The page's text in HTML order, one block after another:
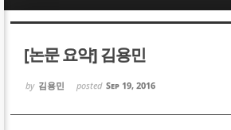
[논문 요약] 김용민
by 김용민 posted Sep 19, 2016
Sketchbook5, 스케치북5
Sketchbook5, 스케치북5